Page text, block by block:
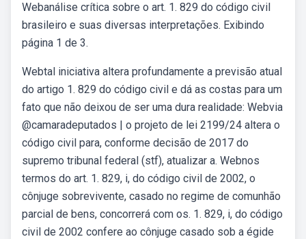
Webanálise crítica sobre o art. 1. 829 do código civil
brasileiro e suas diversas interpretações. Exibindo
página 1 de 3.
Webtal iniciativa altera profundamente a previsão atual
do artigo 1. 829 do código civil e dá as costas para um
fato que não deixou de ser uma dura realidade: Webvia
@camaradeputados | o projeto de lei 2199/24 altera o
código civil para, conforme decisão de 2017 do
supremo tribunal federal (stf), atualizar a. Webnos
termos do art. 1. 829, i, do código civil de 2002, o
cônjuge sobrevivente, casado no regime de comunhão
parcial de bens, concorrerá com os. 1. 829, i, do código
civil de 2002 confere ao cônjuge casado sob a égide